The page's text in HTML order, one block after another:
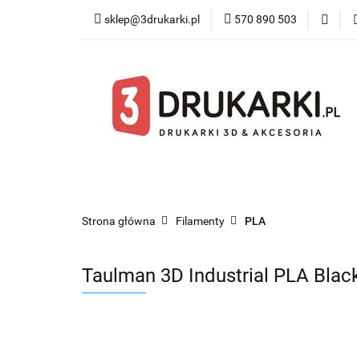
sklep@3drukarki.pl 570 890 503
Blog
Strona główna Filamenty PLA
Taulman 3D Industrial PLA